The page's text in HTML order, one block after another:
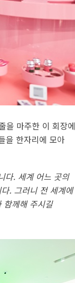
을 마주한 이 회장
을 한자리에 모아
다. 세계 어느 곳의
. 그러니 전 세계에
함께해 주시길